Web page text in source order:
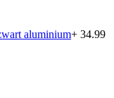
aluminium+ 34.99